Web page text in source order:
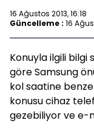
16 Ağustos 2013, 16:18
Güncelleme : 16
Konuyla ilgili bilgi
göre Samsung
kol saatine
konusu cihaz
gezebiliyor ve e-